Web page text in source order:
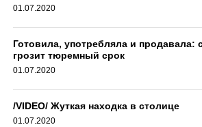
01.07.2020
Готовила, употребляла и продавала:
грозит тюремный срок
01.07.2020
/VIDEO/ Жуткая находка в столице
01.07.2020